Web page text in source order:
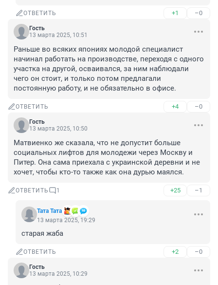
ОТВЕТИТЬ +1 –0
Гость
13 марта 2025, 10:51
Раньше во всяких япониях молодой специалист
начинал работать на производстве, переходя с одного
участка на другой, осваивался, за ним наблюдали
чего он стоит, и только потом предлагали
постоянную работу, и не обязательно в офисе.
ОТВЕТИТЬ +4 –0
Гость
13 марта 2025, 10:50
Матвиенко же сказала, что не допустит больше
социальных лифтов для молодежи через Москву и
Питер. Она сама приехала с украинской деревни и не
хочет, чтобы кто-то также как она дурью маялся.
ОТВЕТИТЬ 1 +25 –1
Тата Тата
13 марта 2025, 19:29
старая жаба
ОТВЕТИТЬ +2 –0
Гость
13 марта 2025, 10:29